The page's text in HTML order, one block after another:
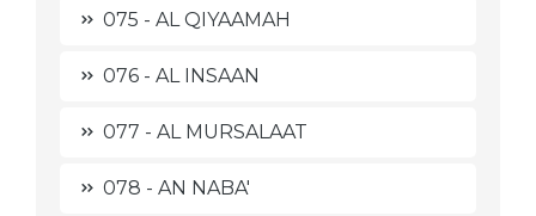
075 - AL QIYAAMAH
076 - AL INSAAN
077 - AL MURSALAAT
078 - AN NABA'